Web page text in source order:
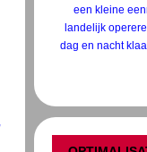
een kleine
landelijk
dag en nacht